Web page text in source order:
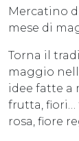
Mercatino
mese di
Torna il
maggio
idee fatte a
frutta, fiori…
rosa, fiore